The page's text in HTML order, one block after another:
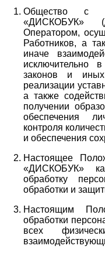
Общество с
«ДИСКОБУК»
Оператором,
Работников, а
иначе
исключительно
законов и
реализации
а также
получении
обеспечения
контроля
и обеспечения
Настоящее
«ДИСКОБУК»
обработку
обработки и
Настоящим
обработки
всех